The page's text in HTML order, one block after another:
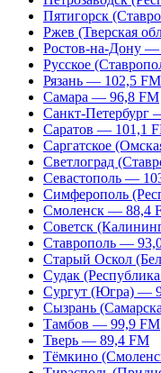
Пятигорск
Ржев (Тверская
Ростов-на-Дону —
Русское
Рязань — 102,5 FM
Самара — 96,8 FM
Санкт-Петербург
Саратов — 101,1
Саргатское
Светлоград
Севастополь —
Симферополь
Смоленск — 88,4
Советск
Ставрополь —
Старый Оскол
Судак
Сургут (Югра) —
Сызрань
Тамбов — 99,9 FM
Тверь — 89,4 FM
Тёмкино